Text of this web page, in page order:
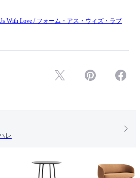
With Love / フォーム・アス・ウィズ・ラブ
レ